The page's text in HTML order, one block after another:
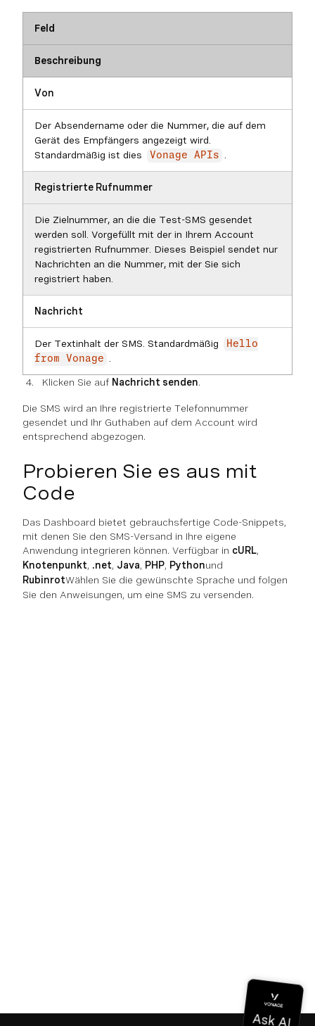
Feld
Beschreibung
Von
Der Absendername oder die Nummer, die auf dem
Gerät des Empfängers angezeigt wird.
Standardmäßig ist dies
Vonage APIs
Registrierte Rufnummer
Die Zielnummer, an die die Test-SMS gesendet
werden soll. Vorgefüllt mit der in Ihrem Account
registrierten Rufnummer. Dieses Beispiel sendet nur
Nachrichten an die Nummer, mit der Sie sich
registriert haben.
Nachricht
Der Textinhalt der SMS. Standardmäßig
Hello
from Vonage
Klicken Sie auf Nachricht senden.
Die SMS wird an Ihre registrierte Telefonnummer
gesendet und Ihr Guthaben auf dem Account wird
entsprechend abgezogen.
Probieren Sie es aus mit
Code
Das Dashboard bietet gebrauchsfertige Code-Snippets,
mit denen Sie den SMS-Versand in Ihre eigene
Anwendung integrieren können. Verfügbar in cURL,
Knotenpunkt, .net, Java, PHP, Pythonund
RubinrotWählen Sie die gewünschte Sprache und folgen
Sie den Anweisungen, um eine SMS zu versenden.